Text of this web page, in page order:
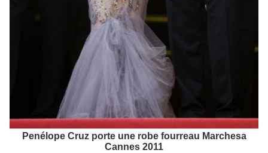
Penélope Cruz porte une robe fourreau Marchesa
Cannes 2011